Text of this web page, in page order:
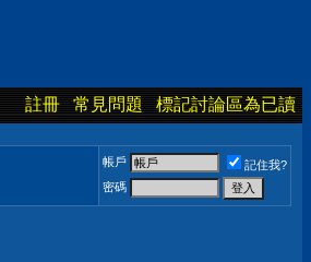
註冊 常見問題 標記討論區為已讀
帳戶
記住我?
密碼